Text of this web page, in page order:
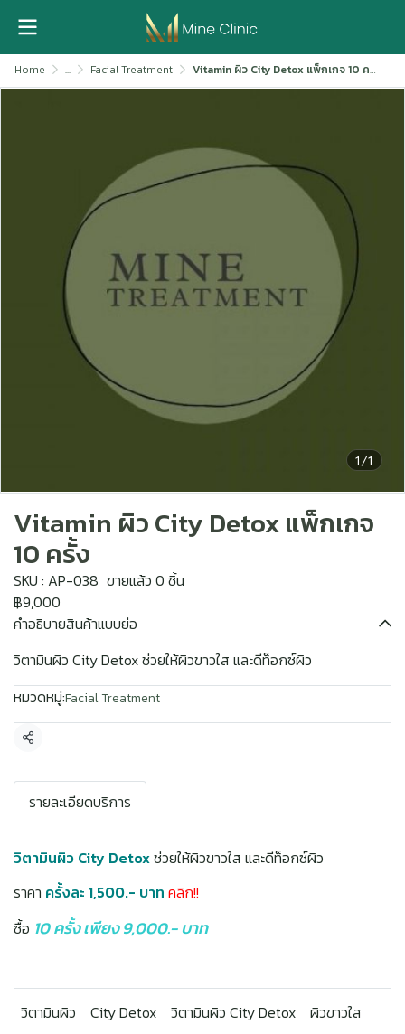
Home ... Facial Treatment Vitamin ผิว City Detox แพ็กเกจ 10 ครั้ง
1/1
Vitamin ผิว City Detox แพ็กเกจ
10 ครั้ง
SKU : AP-038 ขายแล้ว 0 ชิ้น
฿9,000
คำอธิบายสินค้าแบบย่อ
วิตามินผิว City Detox ช่วยให้ผิวขาวใส และดีท็อกซ์ผิว
หมวดหมู่:Facial Treatment
แชร์
รายละเอียดบริการ
วิตามินผิว City Detoxช่วยให้ผิวขาวใส และดีท็อกซ์ผิว
ราคา ครั้งละ 1,500.- บาท คลิก!!
ซื้อ 10 ครั้ง เพียง 9,000.- บาท
วิตามินผิว City Detox วิตามินผิว City Detox
ผิวขาวใส